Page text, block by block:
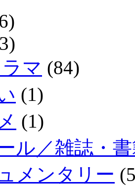
マ (84)
(1)
(1)
ル／雑誌・
メンタリー